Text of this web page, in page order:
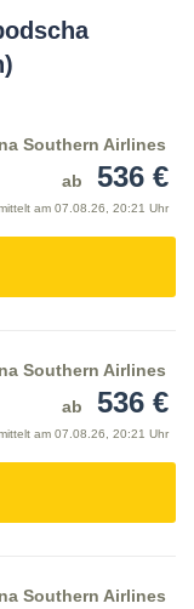
Southern Airlines
ab
536 €
am 07.08.26, 20:21 Uhr
Southern Airlines
ab
536 €
am 07.08.26, 20:21 Uhr
Southern Airlines